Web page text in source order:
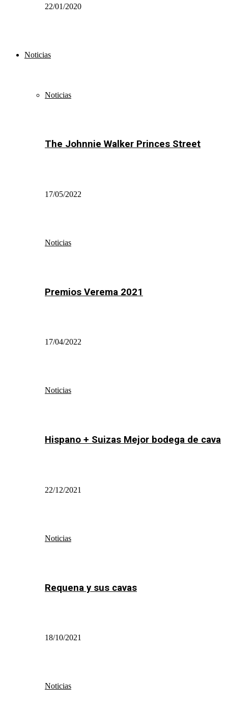
22/01/2020
Noticias
Noticias
The Johnnie Walker Princes Street
17/05/2022
Noticias
Premios Verema 2021
17/04/2022
Noticias
Hispano + Suizas Mejor bodega de cava
22/12/2021
Noticias
Requena y sus cavas
18/10/2021
Noticias